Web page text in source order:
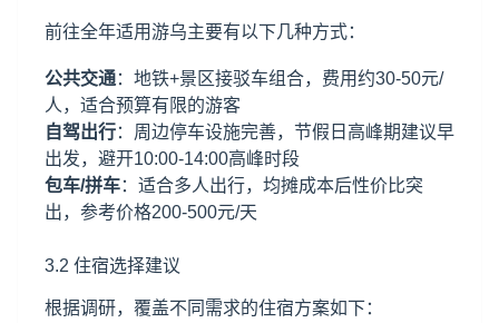
前往全年适用游乌主要有以下几种方式：
公共交通：地铁+景区接驳车组合，费用约30-50元/
人，适合预算有限的游客
自驾出行：周边停车设施完善，节假日高峰期建议早
出发，避开10:00-14:00高峰时段
包车/拼车：适合多人出行，均摊成本后性价比突
出，参考价格200-500元/天
3.2 住宿选择建议
根据调研，覆盖不同需求的住宿方案如下：